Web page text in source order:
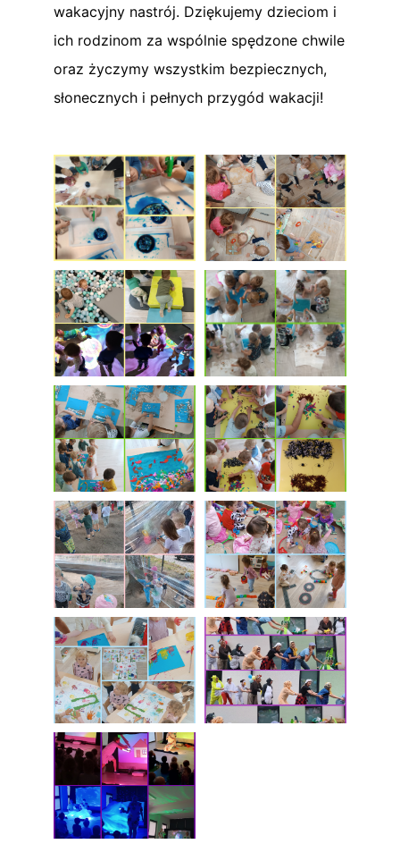
wakacyjny nastrój. Dziękujemy dzieciom i
ich rodzinom za wspólnie spędzone chwile
oraz życzymy wszystkim bezpiecznych,
słonecznych i pełnych przygód wakacji!